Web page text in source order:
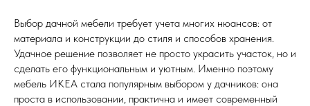
Выбор дачной мебели требует учета многих нюансов: от
материала и конструкции до стиля и способов хранения.
Удачное решение позволяет не просто украсить участок, но и
сделать его функциональным и уютным. Именно поэтому
мебель ИКЕА стала популярным выбором у дачников: она
проста в использовании, практична и имеет современный